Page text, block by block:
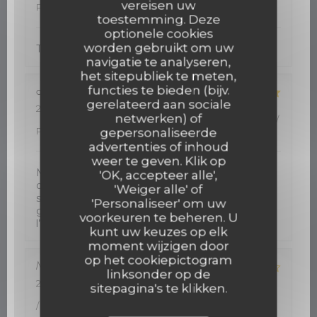
vereisen uw
toestemming. Deze
optionele cookies
worden gebruikt om uw
navigatie te analyseren,
het sitepubliek te meten,
functies te bieden (bijv.
gerelateerd aan sociale
netwerken) of
gepersonaliseerde
advertenties of inhoud
weer te geven. Klik op
'OK, accepteer alle',
'Weiger alle' of
'Personaliseer' om uw
voorkeuren te beheren. U
kunt uw keuzes op elk
moment wijzigen door
op het cookiepictogram
linksonder op de
sitepagina's te klikken.
Prijs
Très bon accueil. Cuisine de qualité
dawn
2026-08-05- 12:30 - Gasten 2
Atmosfeer: 5/5 Keuken
Kwaliteit /
Prijs
Mon restaurant favori à St Hilaire. On vient ici
depuis plusieurs ans, et jamais déçu. Calme , et la
service et excellent. La cuisine est toujours
goutteuse . Service avec un sourire. Merci à
l’équipe !
Marie et Jürg T
2026-08-04
- 19:00 - Gasten 2
/5 Atmosfeer: 5/5 Keuken: 4/5
/ Prijs